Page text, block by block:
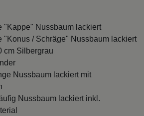
"Kappe" Nussbaum lackiert
"Konus / Schräge" Nussbaum lackiert
cm Silbergrau
Nussbaum lackiert mit
Nussbaum lackiert inkl.